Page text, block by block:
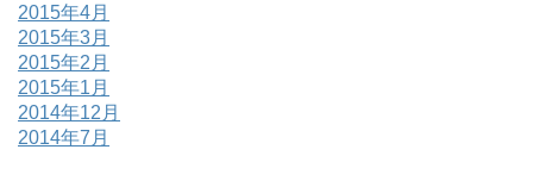
2015年4月
2015年3月
2015年2月
2015年1月
2014年12月
2014年7月